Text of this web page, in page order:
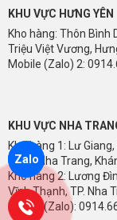
KHU VỰC HƯNG YÊN
Kho hàng: Thôn Bình
Triệu Việt Vương,
Mobile (Zalo) 2:
KHU VỰC NHA
Kho hàng 1: Lư
Thuỷ, Nha Trang,
Kho hàng 2: Lương
Vĩnh Thạnh, TP. Nha
Mobile (Zalo):
Zalo